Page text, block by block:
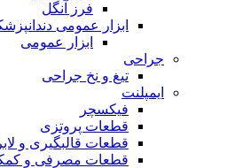
فرز آنگل
ابزار عمومی
ابزار عمومی
جراحی
تیغ و نخ جراحی
ایمپلنت
فیکسچر
قطعات پروتزی
قطعات قالبگیری و
قطعات مصرفی و